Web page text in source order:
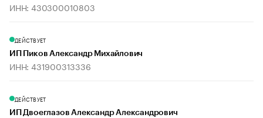
ИНН: 430300010803
ДЕЙСТВУЕТ
ИП Пиков Александр Михайлович
ИНН: 431900313336
ДЕЙСТВУЕТ
ИП Двоеглазов Александр Александрович